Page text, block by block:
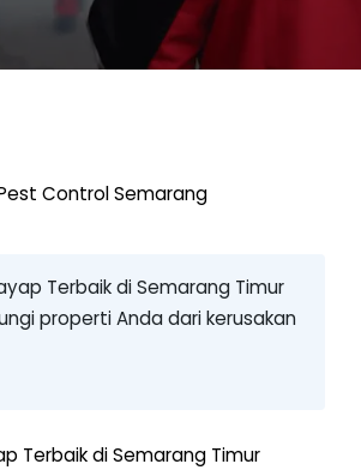
Control Semarang
Terbaik di Semarang Timur
properti Anda dari kerusakan
Terbaik di Semarang Timur